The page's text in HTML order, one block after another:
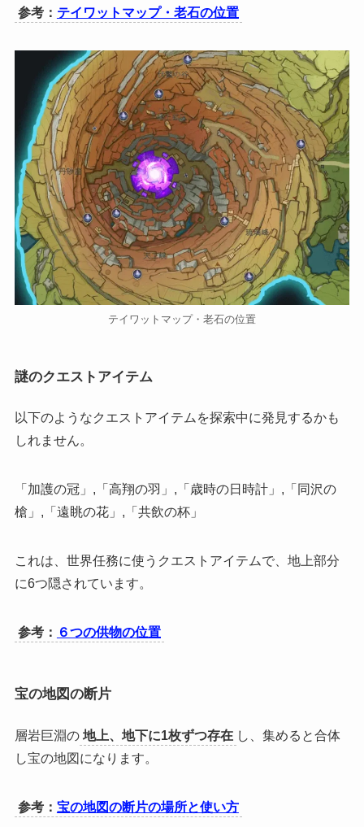
参考： テイワットマップ・老石の位置
テイワットマップ・老石の位置
謎のクエストアイテム
以下のようなクエストアイテムを探索中に発見するかも
しれません。
「加護の冠」,「高翔の羽」,「歳時の日時計」,「同沢の
槍」,「遠眺の花」,「共飲の杯」
これは、世界任務に使うクエストアイテムで、地上部分
に6つ隠されています。
参考： ６つの供物の位置
宝の地図の断片
層岩巨淵の 地上、地下に1枚ずつ存在 し、集めると合体
し宝の地図になります。
参考： 宝の地図の断片の場所と使い方